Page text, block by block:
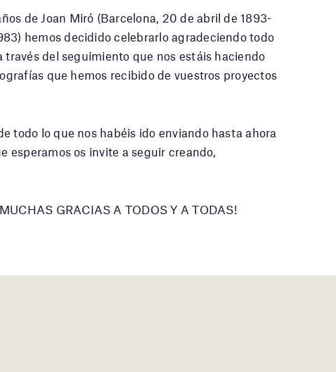
de Joan Miró (Barcelona, ​​20 de abril de 1893-
hemos decidido celebrarlo agradeciendo todo
través del seguimiento que nos estáis haciendo
que hemos recibido de vuestros proyectos
todo lo que nos habéis ido enviando hasta ahora
esperamos os invite a seguir creando,
GRACIAS A TODOS Y A TODAS!